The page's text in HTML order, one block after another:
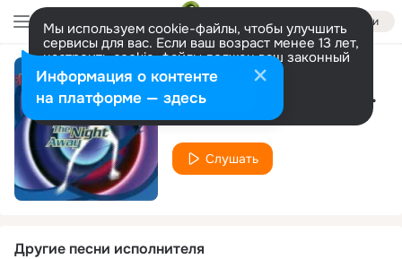
Войти
Мы используем cookie-файлы, чтобы улучшить
сервисы для вас. Если ваш возраст менее 13 лет,
настроить cookie-файлы должен ваш законный
представитель. Больше информации
Разрешить все Настроить Dance the Night Away (Deep Night Mix)
The Free
Слушать
Другие песни исполнителя
Информация о контенте
на платформе — здесь